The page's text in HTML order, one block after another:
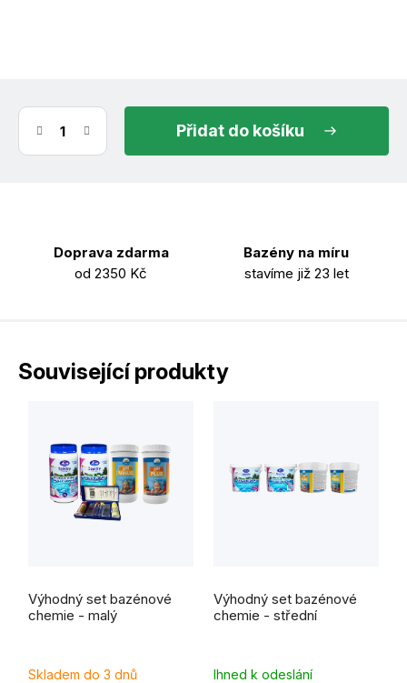
do košíku
Doprava zdarma
od 2350 Kč
Bazény na míru
stavíme již 23 let
Související produkty
Výhodný set bazénové
chemie - malý
hodnocení
produktu
je
5,0
Skladem do 3 dnů
Výhodný set bazénové
chemie - střední
Ihned k odeslání